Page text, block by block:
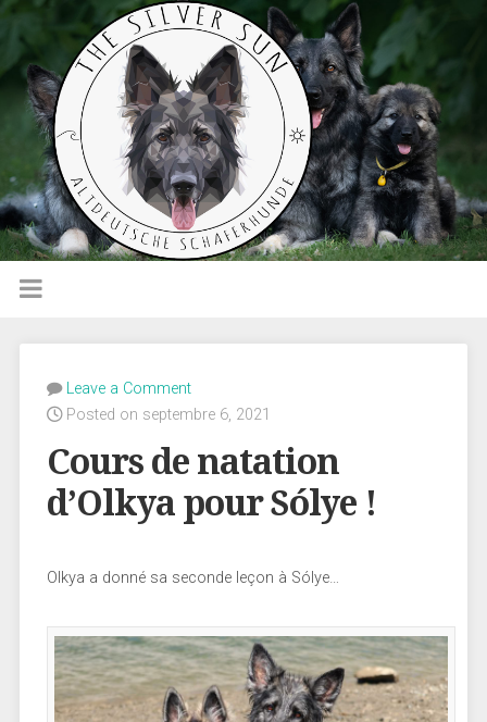
Leave a Comment
Posted on septembre 6, 2021
Cours de natation
d’Olkya pour Sólye !
Olkya a donné sa seconde leçon à Sólye…